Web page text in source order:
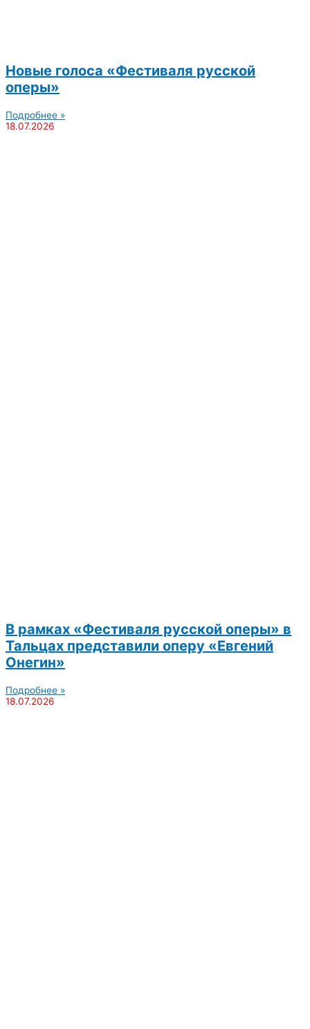
Новые голоса «Фестиваля русской
оперы»
Подробнее »
18.07.2026
В рамках «Фестиваля русской оперы» в
Тальцах представили оперу «Евгений
Онегин»
Подробнее »
18.07.2026